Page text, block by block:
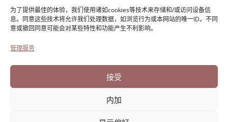
为了提供最佳的体验，我们使用诸如cookies等技术来存储和/或访问设备信
息。同意这些技术将允许我们处理数据，如浏览行为或本网站的唯一ID。不同
意或撤回同意可能会对某些特性和功能产生不利影响。
管理服务
接受
内加
保罗-克雷西基金会用于意大利移民的历史
Cortile Carrara, 1 - 55100 Lucca
电话0583 417483/4；传真0583 417770
无障碍设施
饼干政策
隐私声明